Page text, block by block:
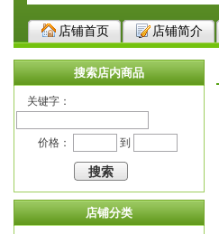
店铺首页 店铺简介
搜索店内商品
关键字：
价格： 到
店铺分类